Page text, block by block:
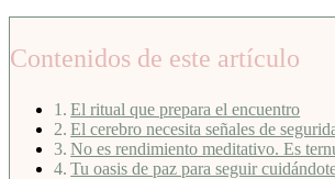
Contenidos de este artículo
El ritual que prepara el encuentro
El cerebro necesita señales de
No es rendimiento meditativo. Es
Tu oasis de paz para seguir